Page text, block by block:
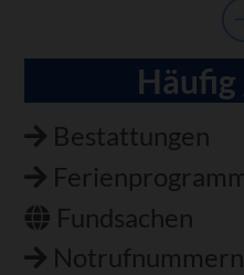
Häufig
Bestattungen
Fundsachen
Notrufnummern